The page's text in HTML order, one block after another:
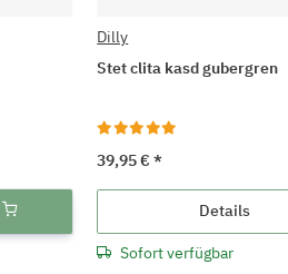
Dilly
Stet clita kasd gubergren
39,95 €*
Details
Sofort verfügbar